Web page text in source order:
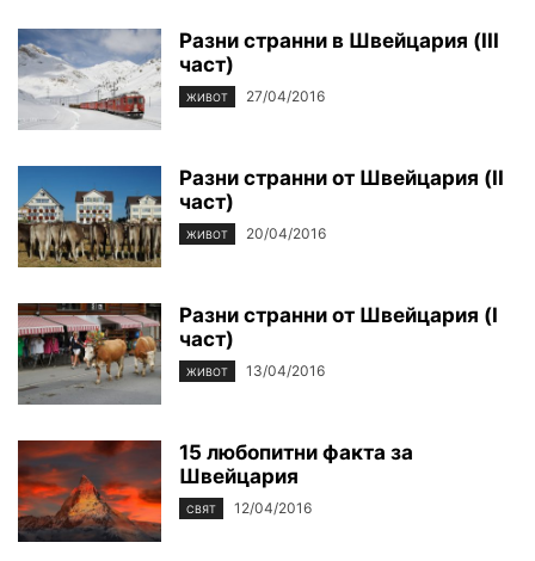
Разни странни в Швейцария (III
част)
ЖИВОТ 27/04/2016
Разни странни от Швейцария (II
част)
ЖИВОТ 20/04/2016
Разни странни от Швейцария (I
част)
ЖИВОТ 13/04/2016
15 любопитни факта за
Швейцария
СВЯТ 12/04/2016